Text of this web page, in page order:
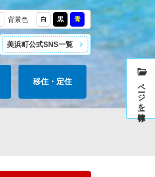
背景色 白 黒 青
美浜町公式SNS一覧
移住・定住 ページを一時保存